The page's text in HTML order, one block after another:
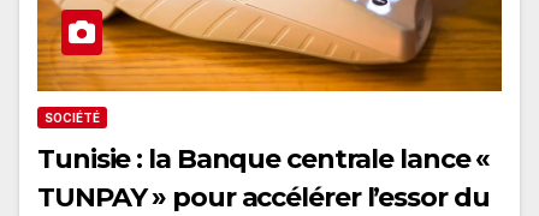
SOCIÉTÉ
Tunisie : la Banque centrale lance «
TUNPAY » pour accélérer l’essor du